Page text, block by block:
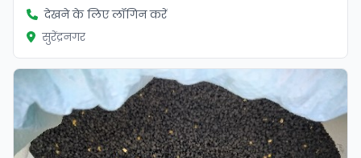
देखने के लिए लॉगिन करें
सुरेंद्रनगर